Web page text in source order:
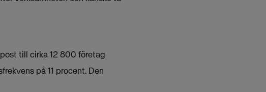
till cirka 12 800 företag
på 11 procent. Den